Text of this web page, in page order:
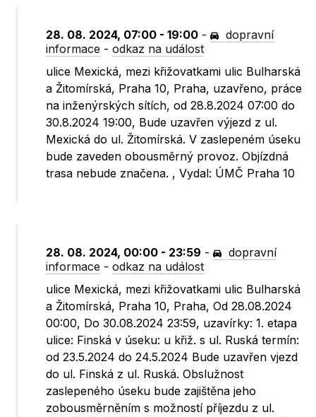
28. 08. 2024, 07:00 - 19:00 -
dopravní
informace -odkaz na událost
ulice Mexická, mezi křižovatkami ulic Bulharská
a Žitomírská, Praha 10, Praha, uzavřeno, práce
na inženýrských sítích, od 28.8.2024 07:00 do
30.8.2024 19:00, Bude uzavřen výjezd z ul.
Mexická do ul. Žitomírská. V zaslepeném úseku
bude zaveden obousměrný provoz. Objízdná
trasa nebude značena. , Vydal: ÚMČ Praha 10
28. 08. 2024, 00:00 - 23:59 -
dopravní
informace -odkaz na událost
ulice Mexická, mezi křižovatkami ulic Bulharská
a Žitomírská, Praha 10, Praha, Od 28.08.2024
00:00, Do 30.08.2024 23:59, uzavírky: 1. etapa
ulice: Finská v úseku: u křiž. s ul. Ruská termín:
od 23.5.2024 do 24.5.2024 Bude uzavřen vjezd
do ul. Finská z ul. Ruská. Obslužnost
zaslepeného úseku bude zajištěna jeho
zobousměrněním s možností příjezdu z ul.